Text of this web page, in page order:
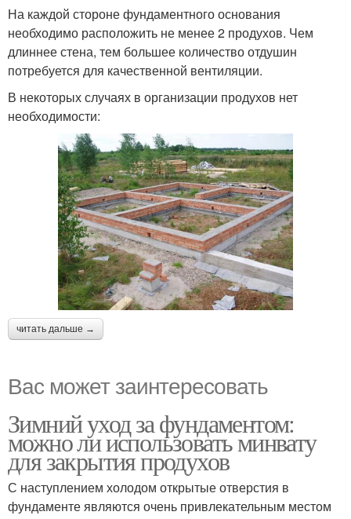
На каждой стороне фундаментного основания
необходимо расположить не менее 2 продухов. Чем
длиннее стена, тем большее количество отдушин
потребуется для качественной вентиляции.
В некоторых случаях в организации продухов нет
необходимости:
читать дальше →
Вас может заинтересовать
Зимний уход за фундаментом:
можно ли использовать минвату
для закрытия продухов
С наступлением холодом открытые отверстия в
фундаменте являются очень привлекательным местом